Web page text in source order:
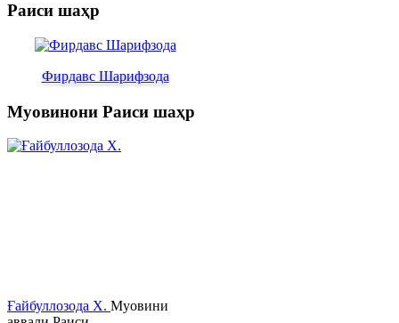
Раиси шаҳр
Фирдавс Шарифзода
Муовинони Раиси шаҳр
Ғайбуллозода Х. Муовини